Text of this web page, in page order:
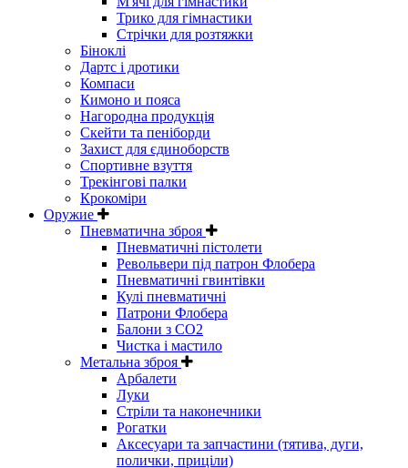
Трико для гімнастики
Стрічки для розтяжки
Біноклі
Дартс і дротики
Компаси
Кимоно и пояса
Нагородна продукція
Скейти та пеніборди
Захист для єдиноборств
Спортивне взуття
Трекінгові палки
Крокоміри
Оружие
Пневматична зброя
Пневматичні пістолети
Револьвери під патрон Флобера
Пневматичні гвинтівки
Кулі пневматичні
Патрони Флобера
Балони з CO2
Чистка і мастило
Метальна зброя
Арбалети
Луки
Стріли та наконечники
Рогатки
Аксесуари та запчастини (тятива, дуги,
полички, приціли)